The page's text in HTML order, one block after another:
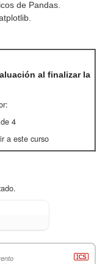
de Pandas.
al finalizar la
4
a este curso